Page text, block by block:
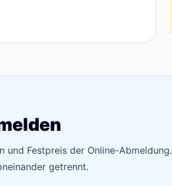
und Festpreis der Online-Abmeldung.
getrennt.